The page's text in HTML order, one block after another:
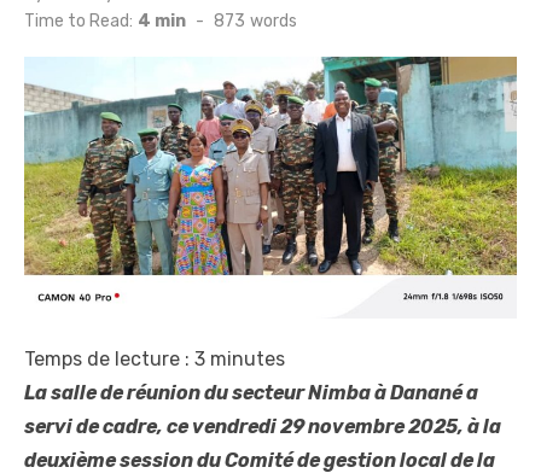
Time to Read: 4 min - 873 words
Temps de lecture : 3 minutes
La salle de réunion du secteur Nimba à Danané a
servi de cadre, ce vendredi 29 novembre 2025, à la
deuxième session du Comité de gestion local de la